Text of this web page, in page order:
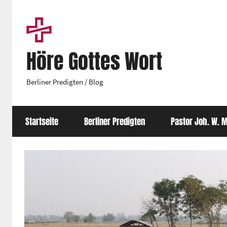
springen
Höre Gottes Wort
Berliner Predigten / Blog
Startseite Berliner Predigten Pastor Joh. W.